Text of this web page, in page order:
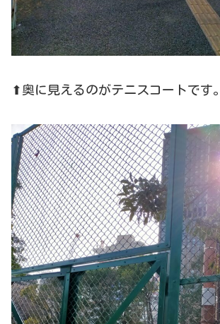
⬆奥に見えるのがテニスコートです。